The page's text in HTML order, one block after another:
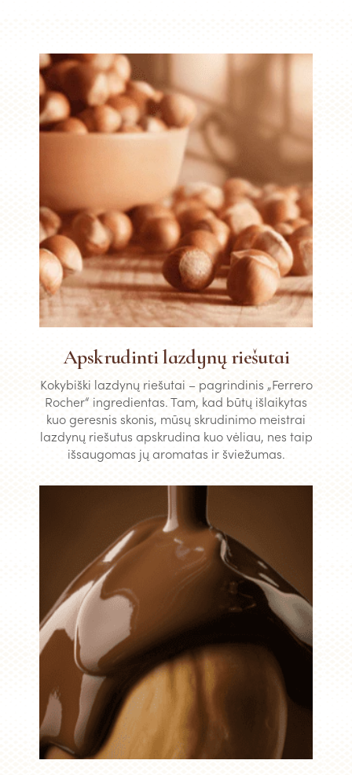
Apskrudinti lazdynų riešutai
Kokybiški lazdynų riešutai – pagrindinis „Ferrero
Rocher“ ingredientas. Tam, kad būtų išlaikytas
kuo geresnis skonis, mūsų skrudinimo meistrai
lazdynų riešutus apskrudina kuo vėliau, nes taip
išsaugomas jų aromatas ir šviežumas.